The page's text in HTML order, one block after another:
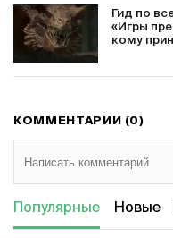
Гид по
«Игры
кому
КОММЕНТАРИИ (0)
Популярные Новые